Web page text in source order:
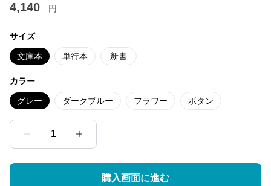
4,140 円
サイズ
文庫本 単行本 新書
カラー
グレー ダークブルー フラワー ボタン
1
購入画面に進む